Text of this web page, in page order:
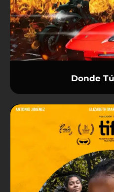
Donde